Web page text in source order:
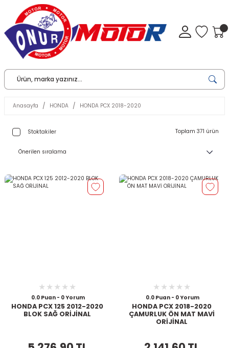
Anasayfa HONDA HONDA PCX 2018-2020
Stoktakiler Toplam 371 ürün
0.0 Puan - 0 Yorum
HONDA PCX 125 2012-2020
BLOK SAĞ ORİJİNAL
0.0 Puan - 0 Yorum
HONDA PCX 2018-2020
ÇAMURLUK ÖN MAT MAVİ
ORİJİNAL